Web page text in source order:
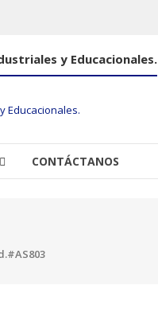
y Educacionales.
CONTÁCTANOS